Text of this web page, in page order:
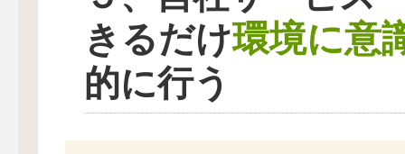
きるだけ環境に意
的に行う